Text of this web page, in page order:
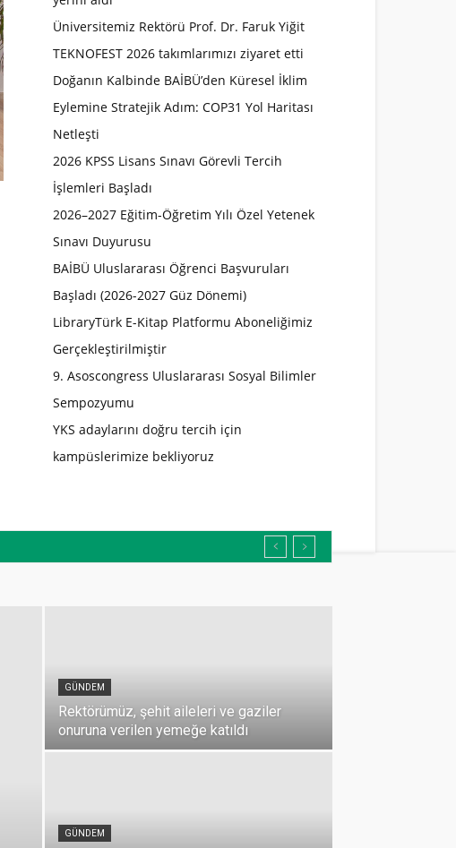
Üniversitemiz Rektörü Prof. Dr. Faruk Yiğit
TEKNOFEST 2026 takımlarımızı ziyaret etti
Doğanın Kalbinde BAİBÜ’den Küresel İklim
Eylemine Stratejik Adım: COP31 Yol Haritası
Netleşti
2026 KPSS Lisans Sınavı Görevli Tercih
İşlemleri Başladı
2026–2027 Eğitim-Öğretim Yılı Özel Yetenek
Sınavı Duyurusu
BAİBÜ Uluslararası Öğrenci Başvuruları
Başladı (2026-2027 Güz Dönemi)
LibraryTürk E-Kitap Platformu Aboneliğimiz
Gerçekleştirilmiştir
9. Asoscongress Uluslararası Sosyal Bilimler
Sempozyumu
YKS adaylarını doğru tercih için
kampüslerimize bekliyoruz
GÜNDEM
Rektörümüz, şehit aileleri ve gaziler
onuruna verilen yemeğe katıldı
GÜNDEM